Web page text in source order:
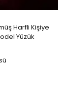
Harfli Kişiye
Yüzük